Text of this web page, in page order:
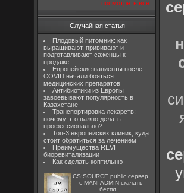
посмотреть все
Случайная статья
Плодовый питомник: как
выращивают, прививают и
подготавливают саженцы к
продаже
Европейские пациенты после
COVID начали бояться
медицинских препаратов
Антибиотики из Европы
завоевывают популярность в
Казахстане
Транспортировка лекарств:
почему это важно делать
профессионально?
Топ-3 европейских клиник, куда
стоит обратиться за лечением
Преимущества REVI
биоревитализации
Как сделать коптильню
CS:SOURCE public сервер
с MANI ADMIN скачать
беспл...